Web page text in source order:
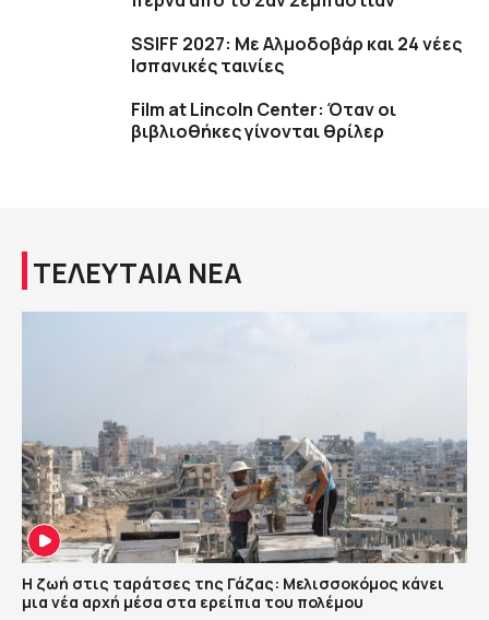
SSIFF 2027: Με Αλμοδοβάρ και 24 νέες
Ισπανικές ταινίες
Film at Lincoln Center: Όταν οι
βιβλιοθήκες γίνονται θρίλερ
ΤΕΛΕΥΤΑΙΑ ΝΕΑ
Η ζωή στις ταράτσες της Γάζας: Μελισσοκόμος κάνει
μια νέα αρχή μέσα στα ερείπια του πολέμου